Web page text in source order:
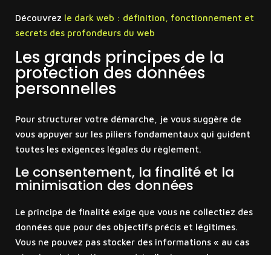
Découvrez le dark web : définition, fonctionnement et
secrets des profondeurs du web
Les grands principes de la
protection des données
personnelles
Pour structurer votre démarche, je vous suggère de
vous appuyer sur les piliers fondamentaux qui guident
toutes les exigences légales du règlement.
Le consentement, la finalité et la
minimisation des données
Le principe de finalité exige que vous ne collectiez des
données que pour des objectifs précis et légitimes.
Vous ne pouvez pas stocker des informations « au cas